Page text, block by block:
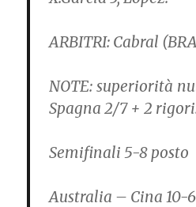
ARBITRI: Cabral
NOTE: superiorità
Spagna 2/7 + 2
Semifinali 5-8 posto
Australia – Cina 10-6